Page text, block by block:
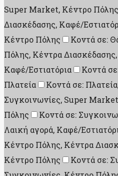
Super Market, Κέντρο Πόλης
Διασκέδασης, Καφέ/
Κέντρο Πόλης
Κοντά σε:
Πόλης, Κέντρα
Καφέ/Εστιατόρια
Κοντά
Πλατεία
Κοντά σε:
Συγκοινωνίες, Super Market
Πόλης
Κοντά σε:
Λαική αγορά, Καφέ/
Κέντρο Πόλης, Κέντρα
Κέντρο Πόλης
Κοντά σε: